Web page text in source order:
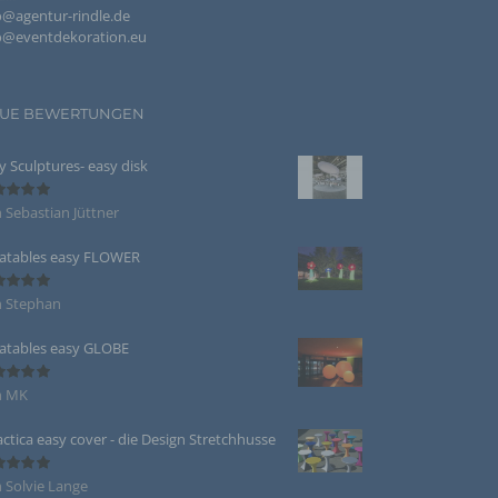
rindle.de
BEWERTUNGEN
Sculptures- easy disk
Sebastian Jüttner
easy FLOWER
von 5
Stephan
easy GLOBE
MK
easy cover - die Design Stretchhusse
Solvie Lange
Form